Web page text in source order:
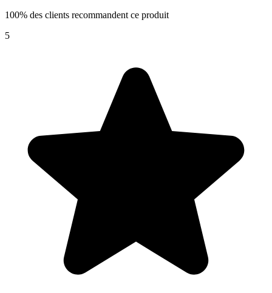
100% des clients recommandent ce produit
5